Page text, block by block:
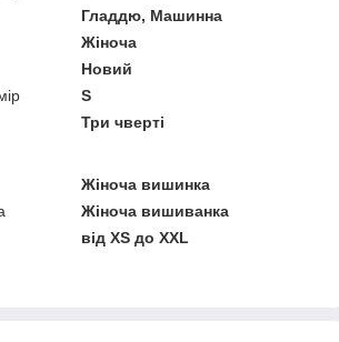
Гладдю, Машинна
Жіноча
Новий
S
Три чверті
Жіноча вишинка
Жіноча вишиванка
від XS до XXL